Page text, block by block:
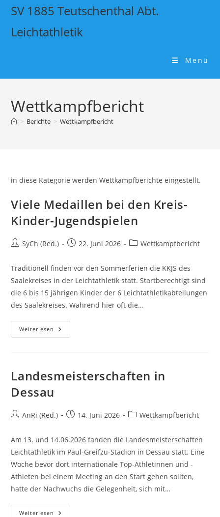
SV 1885 Teutschenthal Abt.
Leichtathletik
Menü
Wettkampfbericht
> Berichte > Wettkampfbericht
in diese Kategorie werden Wettkampfberichte eingestellt.
Viele Medaillen bei den Kreis-
Kinder-Jugendspielen
SyCh (Red.) 22. Juni 2026 Wettkampfbericht
Traditionell finden vor den Sommerferien die KKJS des
Saalekreises in der Leichtathletik statt. Startberechtigt sind
die 6 bis 15 jährigen Kinder der 6 Leichtathletikabteilungen
des Saalekreises. Während hier oft die…
Weiterlesen
Landesmeisterschaften in
Dessau
AnRi (Red.) 14. Juni 2026 Wettkampfbericht
Am 13. und 14.06.2026 fanden die Landesmeisterschaften
Leichtathletik im Paul-Greifzu-Stadion in Dessau statt. Eine
Woche bevor dort internationale Top-Athletinnen und -
Athleten bei einem Meeting an den Start gehen sollten,
hatte der Nachwuchs die Gelegenheit, sich mit…
Weiterlesen